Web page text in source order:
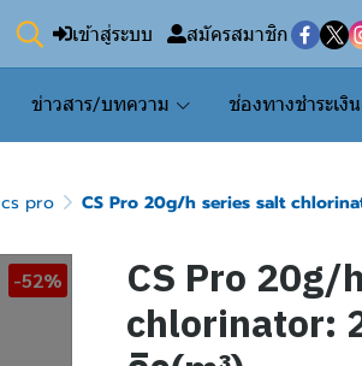
เข้าสู่ระบบ สมัครสมาชิก
ข่าวสาร/บทความ ช่องทางชำระเงิน
cs pro CS Pro 20g/h series salt
-52%
CS Pro 20g/
chlorinator: